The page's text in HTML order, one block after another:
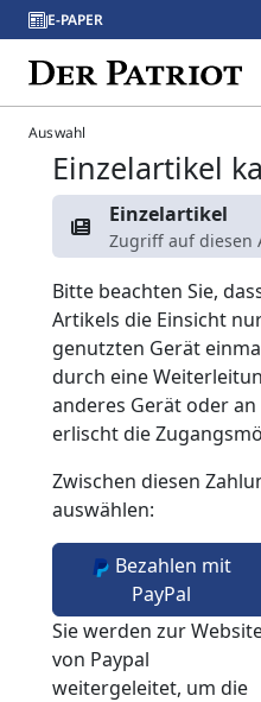
E-PAPER
Auswahl
Einzelartikel
Einzelartikel
Zugriff auf diesen
Bitte beachten Sie,
Artikels die Einsicht
genutzten Gerät
durch eine
anderes Gerät oder
erlischt die
Zwischen diesen
auswählen:
Bezahlen mit
PayPal
Sie werden zur
von Paypal
weitergeleitet, um die